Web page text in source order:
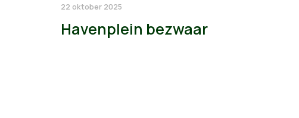
22 oktober 2025
Havenplein bezwaar